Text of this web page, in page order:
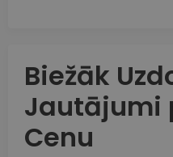
Biežāk
Jautājumi
Cenu